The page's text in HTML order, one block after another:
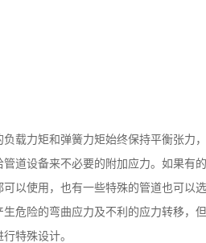
载力矩和弹簧力矩始终保持平衡张力
道设备来不必要的附加应力。如果有
以使用，也有一些特殊的管道也可以
危险的弯曲应力及不利的应力转移，
特殊设计。